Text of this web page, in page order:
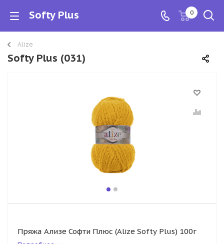
Softy Plus 0
Alize
Softy Plus (031)
Пряжа Ализе Софти Плюс (Alize Softy Plus) 100г